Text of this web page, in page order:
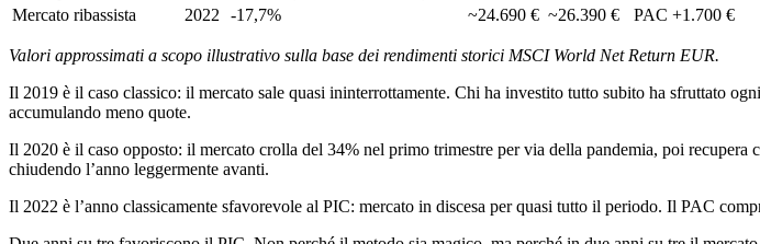
Mercato ribassista
2022 -17,7% ~24.690 € ~26.390 € PAC +1.700 €
Valori approssimati a scopo illustrativo sulla base dei rendimenti storici MSCI World Net Return EUR.
Il 2019 è il caso classico: il mercato sale quasi ininterrottamente. Chi ha investito tutto subito ha sfruttato
accumulando meno quote.
Il 2020 è il caso opposto: il mercato crolla del 34% nel primo trimestre per via della pandemia, poi
chiudendo l’anno leggermente avanti.
Il 2022 è l’anno classicamente sfavorevole al PIC: mercato in discesa per quasi tutto il periodo. Il PAC